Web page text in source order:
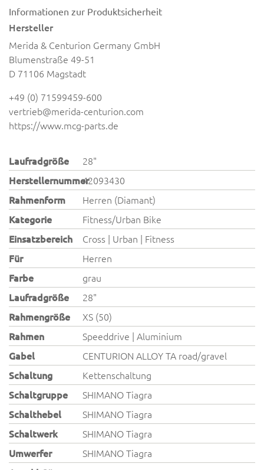
Informationen zur Produktsicherheit
Hersteller
Merida & Centurion Germany GmbH
Blumenstraße 49-51
D 71106 Magstadt
+49 (0) 71599459-600
vertrieb@merida-centurion.com
https://www.mcg-parts.de
Laufradgröße
28"
Herstellernummer42093430
Rahmenform
Herren (Diamant)
Kategorie
Fitness/Urban Bike
Einsatzbereich
Cross | Urban | Fitness
Für
Herren
Farbe
grau
Laufradgröße
28"
Rahmengröße
XS (50)
Rahmen
Speeddrive | Aluminium
Gabel
CENTURION ALLOY TA road/gravel
Schaltung
Kettenschaltung
Schaltgruppe
SHIMANO Tiagra
Schalthebel
SHIMANO Tiagra
Schaltwerk
SHIMANO Tiagra
Umwerfer
SHIMANO Tiagra